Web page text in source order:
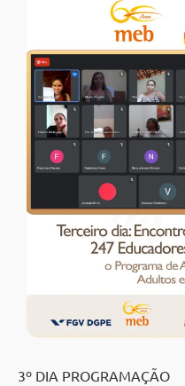
3º DIA PROGRAMAÇÃO